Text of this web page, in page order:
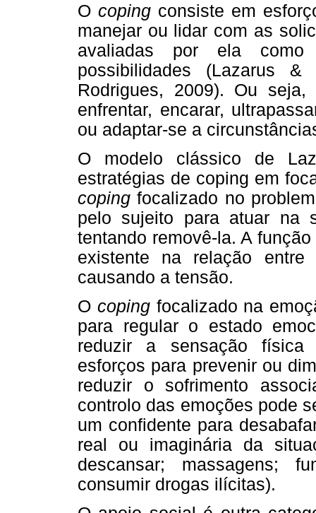
O copingconsiste em
manejar ou lidar com as
avaliadas por ela
possibilidades (Lazarus &
Rodrigues, 2009). Ou
enfrentar, encarar,
ou adaptar-se a
O modelo clássico de
estratégias de coping em
coping focalizado no
pelo sujeito para atuar na
tentando removê-la. A
existente na relação
causando a tensão.
O copingfocalizado na
para regular o estado
reduzir a sensação física
esforços para prevenir ou
reduzir o sofrimento
controlo das emoções pode
um confidente para
real ou imaginária da
descansar; massagens;
consumir drogas ilícitas).